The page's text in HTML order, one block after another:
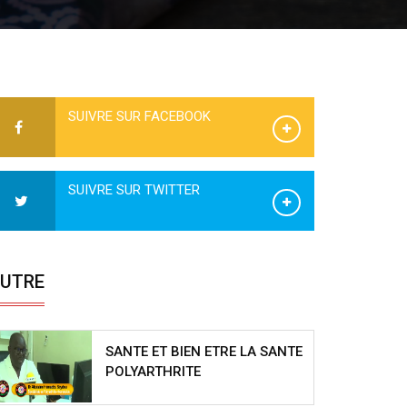
SUIVRE SUR FACEBOOK
SUIVRE SUR TWITTER
SANTE ET BIEN ETRE LA SANTE
POLYARTHRITE